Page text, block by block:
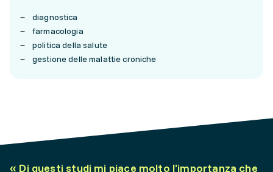
diagnostica
farmacologia
politica della salute
gestione delle malattie croniche
« Di questi studi mi piace molto l’importanza che